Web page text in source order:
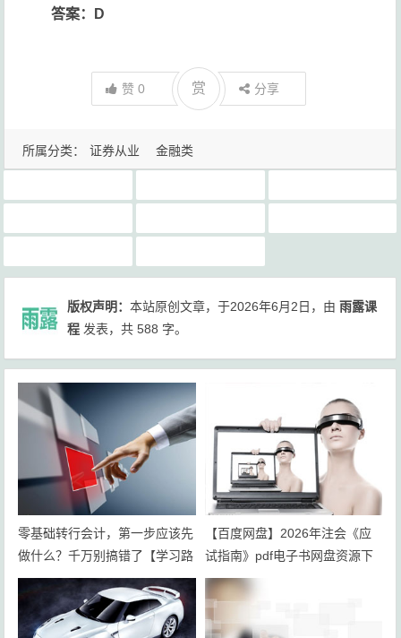
答案：D
赞0 赏 分享
所属分类： 证券从业 金融类
版权声明：本站原创文章，于2026年6月2日，由雨露课
程 发表，共 588 字。
零基础转行会计，第一步应该先
做什么？千万别搞错了【学习路
线+岗位规划】
【百度网盘】2026年注会《应
试指南》pdf电子书网盘资源下
载